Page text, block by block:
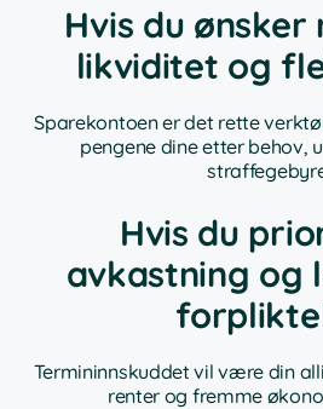
Hvis du ønsker
likviditet og
Sparekontoen er det rette
pengene dine etter behov,
Hvis du
avkastning og
Termininnskuddet vil være din
renter og fremme